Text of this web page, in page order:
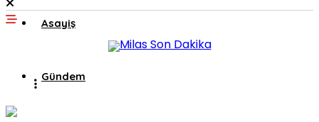
Asayiş
Gündem